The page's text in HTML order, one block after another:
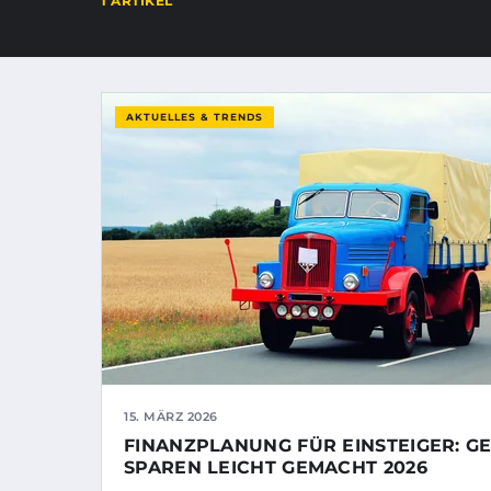
AKTUELLES & TRENDS
15. MÄRZ 2026
FINANZPLANUNG FÜR EINSTEIGER:
SPAREN LEICHT GEMACHT 2026